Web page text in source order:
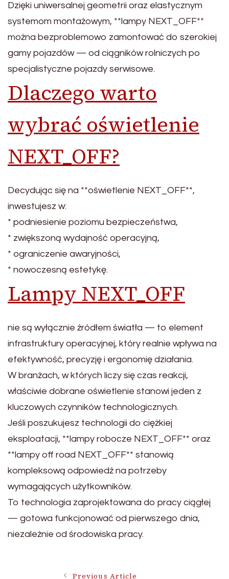
Dzięki uniwersalnej geometrii oraz elastycznym
systemom montażowym, **lampy NEXT_OFF**
można bezproblemowo zamontować do szerokiej
gamy pojazdów — od ciągników rolniczych po
specjalistyczne pojazdy serwisowe.
Dlaczego warto
wybrać oświetlenie
NEXT_OFF?
Decydując się na **oświetlenie NEXT_OFF**,
inwestujesz w:
* podniesienie poziomu bezpieczeństwa,
* zwiększoną wydajność operacyjną,
* ograniczenie awaryjności,
* nowoczesną estetykę.
Lampy NEXT_OFF
nie są wyłącznie źródłem światła — to element
infrastruktury operacyjnej, który realnie wpływa na
efektywność, precyzję i ergonomię działania.
W branżach, w których liczy się czas reakcji,
właściwie dobrane oświetlenie stanowi jeden z
kluczowych czynników technologicznych.
Jeśli poszukujesz technologii do ciężkiej
eksploatacji, **lampy robocze NEXT_OFF** oraz
**lampy off road NEXT_OFF** stanowią
kompleksową odpowiedź na potrzeby
wymagających użytkowników.
To technologia zaprojektowana do pracy ciągłej
— gotowa funkcjonować od pierwszego dnia,
niezależnie od środowiska pracy.
Previous Article